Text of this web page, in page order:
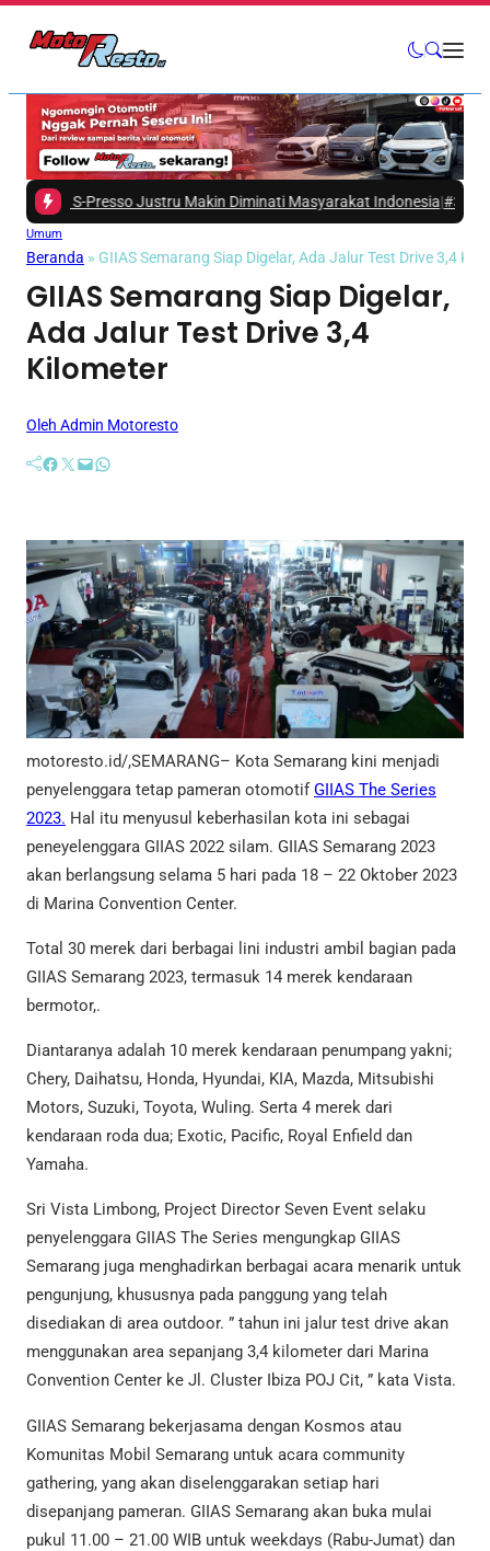
S-Presso Justru Makin Diminati Masyarakat Indonesia|#3 -Kenali
Umum
Beranda » GIIAS Semarang Siap Digelar, Ada Jalur Test Drive 3,4
GIIAS Semarang Siap Digelar,
Ada Jalur Test Drive 3,4
Kilometer
Oleh Admin Motoresto
Facebook Twitter Mail WhatsApp
motoresto.id/,SEMARANG– Kota Semarang kini menjadi
penyelenggara tetap pameran otomotifGIIAS The Series
2023. Hal itu menyusul keberhasilan kota ini sebagai
peneyelenggara GIIAS 2022 silam. GIIAS Semarang 2023
akan berlangsung selama 5 hari pada 18 – 22 Oktober 2023
di Marina Convention Center.
Total 30 merek dari berbagai lini industri ambil bagian pada
GIIAS Semarang 2023, termasuk 14 merek kendaraan
bermotor,.
Diantaranya adalah 10 merek kendaraan penumpang yakni;
Chery, Daihatsu, Honda, Hyundai, KIA, Mazda, Mitsubishi
Motors, Suzuki, Toyota, Wuling. Serta 4 merek dari
kendaraan roda dua; Exotic, Pacific, Royal Enfield dan
Yamaha.
Sri Vista Limbong, Project Director Seven Event selaku
penyelenggara GIIAS The Series mengungkap GIIAS
Semarang juga menghadirkan berbagai acara menarik untuk
pengunjung, khususnya pada panggung yang telah
disediakan di area outdoor. ” tahun ini jalur test drive akan
menggunakan area sepanjang 3,4 kilometer dari Marina
Convention Center ke Jl. Cluster Ibiza POJ Cit, ” kata Vista.
GIIAS Semarang bekerjasama dengan Kosmos atau
Komunitas Mobil Semarang untuk acara community
gathering, yang akan diselenggarakan setiap hari
disepanjang pameran. GIIAS Semarang akan buka mulai
pukul 11.00 – 21.00 WIB untuk weekdays (Rabu-Jumat) dan